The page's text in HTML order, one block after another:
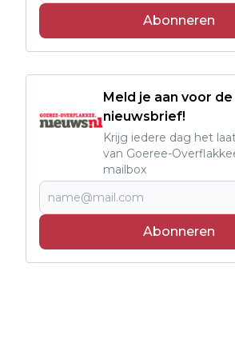
Abonneren
Meld je aan voor
nieuwsbrief!
Krijg iedere dag het
van Goeree-
mailbox
Abonneren